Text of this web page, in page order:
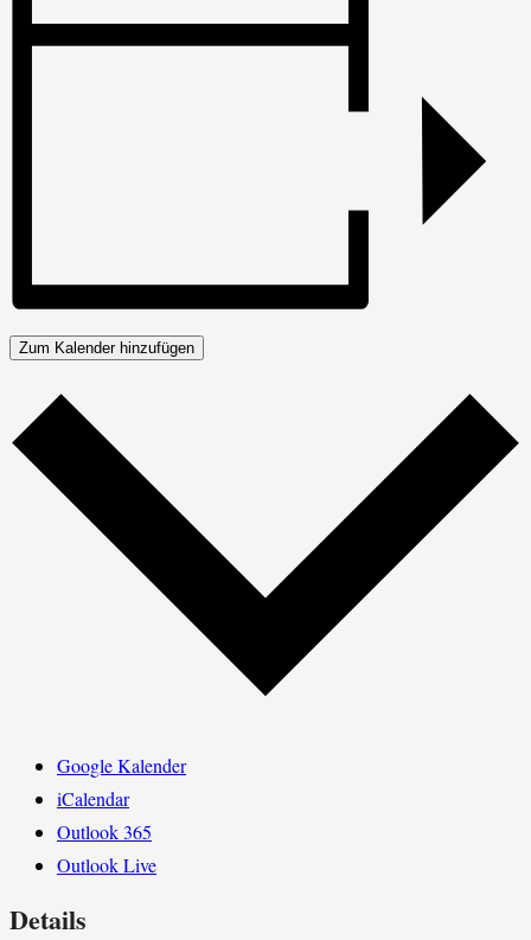
Zum Kalender hinzufügen
Google Kalender
iCalendar
Outlook 365
Outlook Live
Details